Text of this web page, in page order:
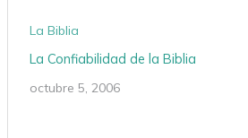
La Biblia
La Confiabilidad de la Biblia
octubre 5, 2006